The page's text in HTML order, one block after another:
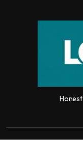
Honest